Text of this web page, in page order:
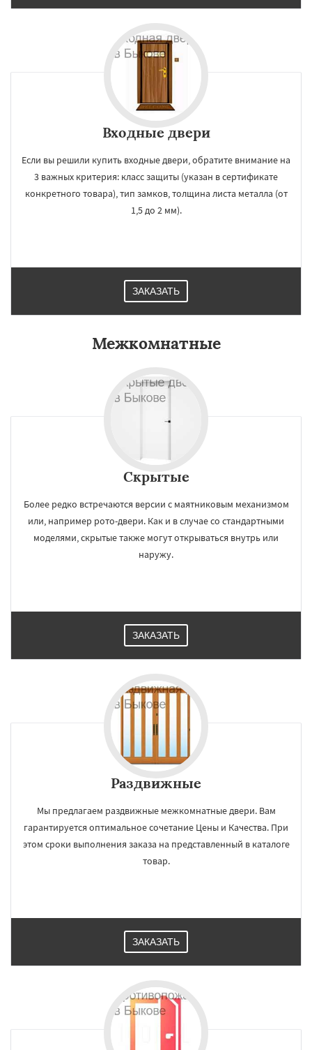
Входные двери
Если вы решили купить входные двери, обратите внимание на
3 важных критерия: класс защиты (указан в сертификате
конкретного товара), тип замков, толщина листа металла (от
1,5 до 2 мм).
ЗАКАЗАТЬ
Межкомнатные
Скрытые
Более редко встречаются версии с маятниковым механизмом
или, например рото-двери. Как и в случае со стандартными
моделями, скрытые также могут открываться внутрь или
наружу.
ЗАКАЗАТЬ
Раздвижные
Мы предлагаем раздвижные межкомнатные двери. Вам
гарантируется оптимальное сочетание Цены и Качества. При
этом сроки выполнения заказа на представленный в каталоге
товар.
ЗАКАЗАТЬ